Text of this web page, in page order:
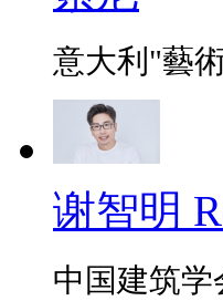
意大利"藝
谢智明
中国建筑